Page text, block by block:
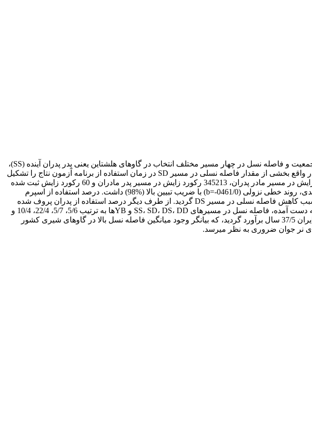
با استفاده از داده‌های جمع‎آوری شده از دام‎های تحت پوشش مرکز اصلاح نژاد دام کشور، میانگین توزیع سنی جمعیت و فاصله نسل در چهار مسیر مختلف انتخاب در گاوهای هلشتاین یعنی پدر پدران آینده (SS)،
پدر مادران آینده (SD)، مادر پدران آینده (DS) و مادر مادران آینده (DD) و نیز مسیر گاوهای نر جوان (YB) که در واقع بخشی از مقدار فاصله نسلی در مسیر SD در زمان استفاده از برنامه آزمون نتاج را تشکیل
می‎دهد، مورد بررسی قرار گرفت. رکوردها شامل 584053 رکورد زایش در مسیر مادر مادران، 236628 رکورد زایش در مسیر مادر پدران، 345213 رکورد زایش در مسیر پدر مادران و 60 رکورد زایش ثبت شده
در مسیر پدر پدران از سال 1373 الی 1387 بود. نرخ بقای دام‎های ماده از یک دوره شیردهی به دوره شیردهی بعدی، روند خطی نزولی (0461/0-=b) با ضریب تبیین بالا (%98) داشت. درصد استفاده از اسپرم
گاوهای نر جوان، به علت هزینه پایین‎تر آن در مقایسه با گاوهای نر پروف شده بالا بود؛ که این امر به نوبه خود سبب کاهش فاصله نسلی در مسیر DS گردید. از طرف دیگر درصد استفاده از پدران پروف شده
داخلی در مسیر SS در مقایسه با اسپرم پدران پروف شده وارداتی بسیار پایین بود. با توجه مقادیر توزیع سنی به دست آمده، فاصله نسل در مسیرهای SS، SD، DS، DD و YBها به ترتیب 5/6، 5/7، 22/4، 10/4 و
37/3 سال برآورد گردید. با فرض 20 درصد ظرفیت آزمون، میانگین فاصله نسل در گاوهای هلشتاین نر و ماده ایران 37/5 سال برآورد گردید، که بیانگر وجود میانگین فاصله نسل بالا در گاوهای شیری کشور